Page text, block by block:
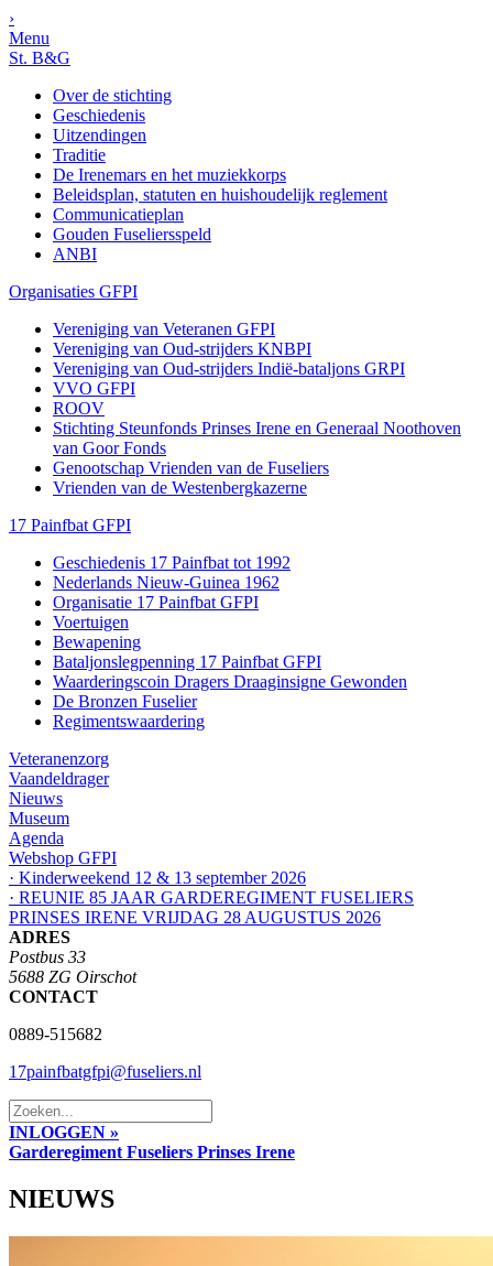
›
Menu
St. B&G
Over de stichting
Geschiedenis
Uitzendingen
Traditie
De Irenemars en het muziekkorps
Beleidsplan, statuten en huishoudelijk reglement
Communicatieplan
Gouden Fuseliersspeld
ANBI
Organisaties GFPI
Vereniging van Veteranen GFPI
Vereniging van Oud-strijders KNBPI
Vereniging van Oud-strijders Indië-bataljons GRPI
VVO GFPI
ROOV
Stichting Steunfonds Prinses Irene en Generaal Noothoven
van Goor Fonds
Genootschap Vrienden van de Fuseliers
Vrienden van de Westenbergkazerne
17 Painfbat GFPI
Geschiedenis 17 Painfbat tot 1992
Nederlands Nieuw-Guinea 1962
Organisatie 17 Painfbat GFPI
Voertuigen
Bewapening
Bataljonslegpenning 17 Painfbat GFPI
Waarderingscoin Dragers Draaginsigne Gewonden
De Bronzen Fuselier
Regimentswaardering
Veteranenzorg
Vaandeldrager
Nieuws
Museum
Agenda
Webshop GFPI
· Kinderweekend 12 & 13 september 2026
· REUNIE 85 JAAR GARDEREGIMENT FUSELIERS
PRINSES IRENE VRIJDAG 28 AUGUSTUS 2026
ADRES
Postbus 33
5688 ZG Oirschot
CONTACT
0889-515682
17painfbatgfpi@fuseliers.nl
INLOGGEN »
Garderegiment Fuseliers Prinses Irene
NIEUWS